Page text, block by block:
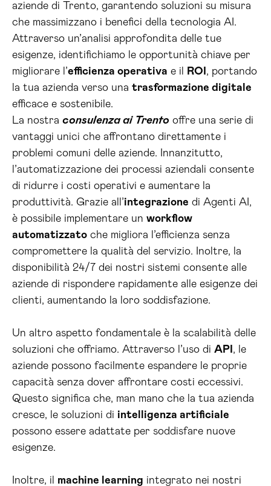
aziende di Trento, garantendo soluzioni su misura
che massimizzano i benefici della tecnologia AI.
Attraverso un’analisi approfondita delle tue
esigenze, identifichiamo le opportunità chiave per
migliorare l’efficienza operativa e il ROI , portando
la tua azienda verso una trasformazione digitale
efficace e sostenibile.
La nostra consulenza ai Trento offre una serie di
vantaggi unici che affrontano direttamente i
problemi comuni delle aziende. Innanzitutto,
l’automatizzazione dei processi aziendali consente
di ridurre i costi operativi e aumentare la
produttività. Grazie all’integrazione di Agenti AI,
è possibile implementare un workflow
automatizzato che migliora l’efficienza senza
compromettere la qualità del servizio. Inoltre, la
disponibilità 24/7 dei nostri sistemi consente alle
aziende di rispondere rapidamente alle esigenze dei
clienti, aumentando la loro soddisfazione.
Un altro aspetto fondamentale è la scalabilità delle
soluzioni che offriamo. Attraverso l’uso di API , le
aziende possono facilmente espandere le proprie
capacità senza dover affrontare costi eccessivi.
Questo significa che, man mano che la tua azienda
cresce, le soluzioni di intelligenza artificiale
possono essere adattate per soddisfare nuove
esigenze.
Inoltre, il machine learning integrato nei nostri